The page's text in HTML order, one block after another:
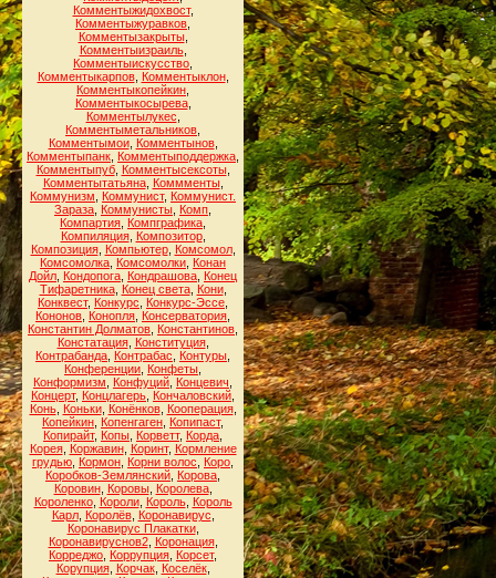
Комментыжидохвост,
Комментыжуравков
Комментызакрыты,
Комментыизраиль,
Комментыискусство
Комментыкарпов, Комментыклон,
Комментыкопейкин
Комментыкосырева,
Комментылукес
Комментыметальников
Комментымои, Комментынов,
Комментыпанк Комментыподдержка
Комментыпуб, Комментысексоты,
Комментытатьяна, Коммменты,
Коммунизм
Коммунист, Коммунист.
Зараза Коммунисты Комп
Компартия Компграфика
Компиляция, Композитор,
Композиция, Компьютер, Комсомол,
Комсомолка Комсомолки Конан
Дойл Кондопога Кондрашова Конец
Тифаретника, Конец света, Кони,
Конквест, Конкурс Конкурс-Эссе
Кононов Конопля Консерватория
Константин Долматов Константинов
Констатация, Конституция,
Контрабанда Контрабас Контуры
Конференции Конфеты
Конформизм
Конфуций Концевич
Концерт, Концлагерь Кончаловский
Конь, Коньки, Конёнков, Кооперация,
Копейкин Копенгаген Копипаст,
Копирайт, Копы Корветт, Корда
Корея, Коржавин, Коринт, Кормление
грудью Кормон Корни волос Коро
Коробков-Землянский Корова
Коровин, Коровы, Королева,
Короленко, Короли, Король, Король
Карл, Королёв, Коронавирус
Коронавирус Плакатки,
Коронавируснов2, Коронация,
Корреджо Коррупция Корсет,
Корупция, Корчак, Коселёк,